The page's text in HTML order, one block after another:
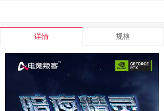
详情 规格